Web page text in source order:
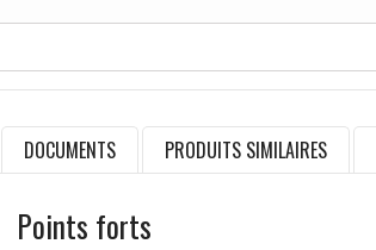
DOCUMENTS PRODUITS SIMILAIRES
Points forts